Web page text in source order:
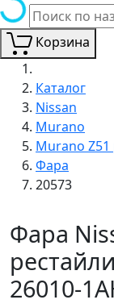
Корзина
Каталог
Nissan
Murano
Murano Z51
Фара
20573
Фара
26010-